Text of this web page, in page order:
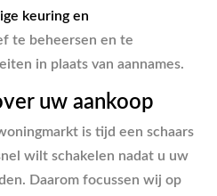
keuring en
te beheersen en te
in plaats van aannames.
uw aankoop
is tijd een schaars
wilt schakelen nadat u uw
Daarom focussen wij op